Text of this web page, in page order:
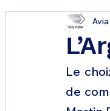
Aviation &
Patrimoine
Le
de